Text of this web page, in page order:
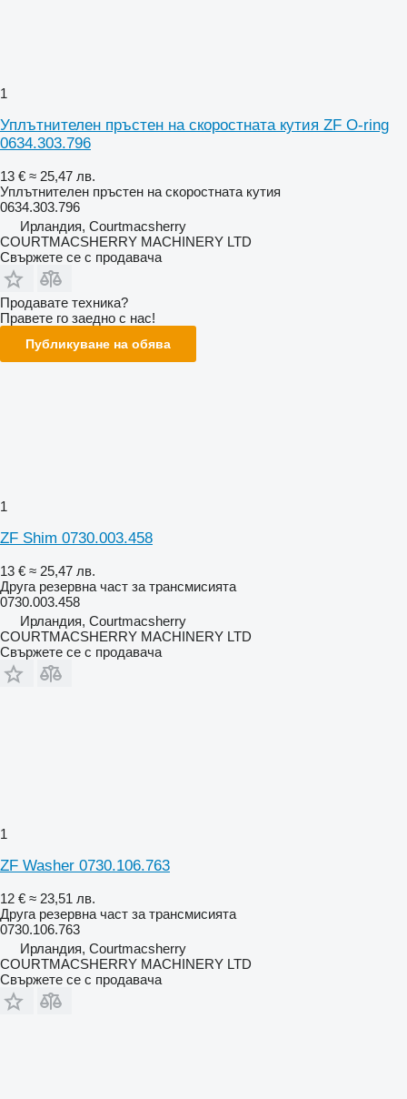
1
Уплътнителен пръстен на скоростната кутия ZF O-ring
0634.303.796
13 € ≈ 25,47 лв.
Уплътнителен пръстен на скоростната кутия
0634.303.796
Ирландия, Courtmacsherry
COURTMACSHERRY MACHINERY LTD
Свържете се с продавача
Продавате техника?
Правете го заедно с нас!
Публикуване на обява
1
ZF Shim 0730.003.458
13 € ≈ 25,47 лв.
Друга резервна част за трансмисията
0730.003.458
Ирландия, Courtmacsherry
COURTMACSHERRY MACHINERY LTD
Свържете се с продавача
1
ZF Washer 0730.106.763
12 € ≈ 23,51 лв.
Друга резервна част за трансмисията
0730.106.763
Ирландия, Courtmacsherry
COURTMACSHERRY MACHINERY LTD
Свържете се с продавача